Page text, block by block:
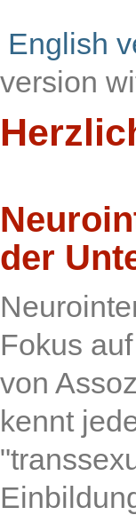
English
version
der
Fokus
von
kennt